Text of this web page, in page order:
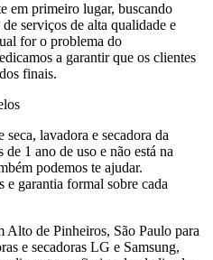
em primeiro lugar, buscando
serviços de alta qualidade e
for o problema do
a garantir que os clientes
finais.
lavadora e secadora da
de 1 ano de uso e não está na
podemos te ajudar.
e garantia formal sobre cada
Alto de Pinheiros, São Paulo para
e secadoras LG e Samsung,